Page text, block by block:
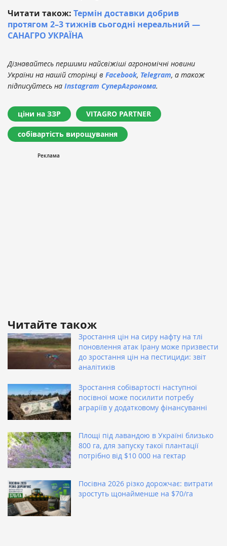
Читати також: Термін доставки добрив
протягом 2–3 тижнів сьогодні нереальний —
САНАГРО УКРАЇНА
Дізнавайтесь першими найсвіжіші агрономічні новини
України на нашій сторінці в Facebook, Telegram, а також
підписуйтесь на Instagram СуперАгронома.
ціни на ЗЗР VITAGRO PARTNER
собівартість вирощування
Читайте також
Зростання цін на сиру нафту на тлі
поновлення атак Ірану може призвести
до зростання цін на пестициди: звіт
аналітиків
Зростання собівартості наступної
посівної може посилити потребу
аграріїв у додатковому фінансуванні
Площі під лавандою в Україні близько
800 га, для запуску такої плантації
потрібно від $10 000 на гектар
Посівна 2026 різко дорожчає: витрати
зростуть щонайменше на $70/га